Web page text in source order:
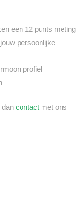
een 12 punts meting
persoonlijke
profiel
dan contact met ons